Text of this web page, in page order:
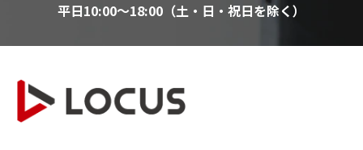
平日10:00～18:00（土・日・祝日を除く）